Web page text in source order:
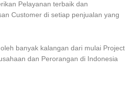
Pelayanan terbaik dan
Customer di setiap penjualan yang
banyak kalangan dari mulai Project
dan Perorangan di Indonesia